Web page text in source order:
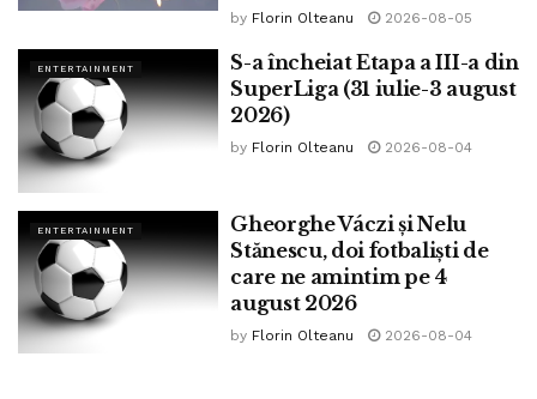
by Florin Olteanu 2026-08-05
ENTERTAINMENT
S-a încheiat Etapa a III-a din
SuperLiga (31 iulie-3 august
2026)
by Florin Olteanu 2026-08-04
ENTERTAINMENT
Gheorghe Váczi și Nelu
Stănescu, doi fotbaliști de
care ne amintim pe 4
august 2026
by Florin Olteanu 2026-08-04